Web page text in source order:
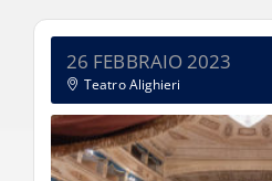
26 FEBBRAIO 2023
Teatro Alighieri